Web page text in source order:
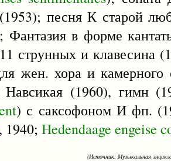
песня К старой
Фантазия в форме
струнных и клавесина
жен. хора и камерного
(1960), гимн
) с саксофоном И фп.
, 1940; Hedendaage engeise
(Источник: Музыкальная